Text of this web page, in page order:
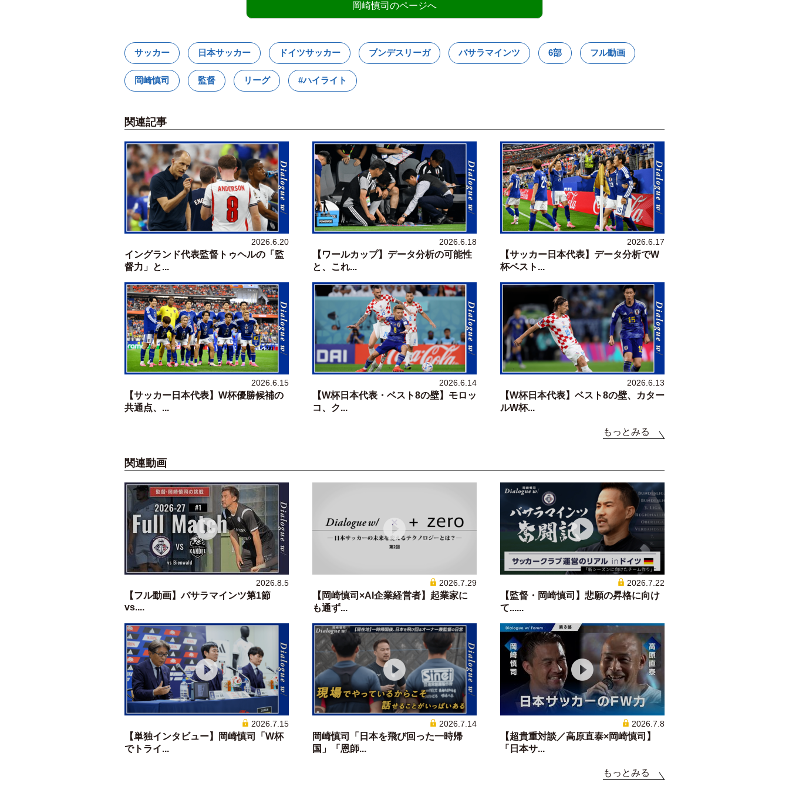
岡崎慎司のページへ
サッカー 日本サッカー ドイツサッカー ブンデスリーガ バサラマインツ 6部 フル動画
岡崎慎司 監督 リーグ #ハイライト
関連記事
2026.6.20
イングランド代表監督トゥヘルの「監
督力」と...
2026.6.18
【ワールカップ】データ分析の可能性
と、これ...
2026.6.17
【サッカー日本代表】データ分析でW
杯ベスト...
2026.6.15
【サッカー日本代表】W杯優勝候補の
共通点、...
2026.6.14
【W杯日本代表・ベスト8の壁】モロッ
コ、ク...
2026.6.13
【W杯日本代表】ベスト8の壁、カター
ルW杯...
もっとみる
関連動画
2026.8.5
【フル動画】バサラマインツ第1節
vs....
2026.7.29
【岡崎慎司×AI企業経営者】起業家に
も通ず...
2026.7.22
【監督・岡崎慎司】悲願の昇格に向け
て......
2026.7.15
【単独インタビュー】岡崎慎司「W杯
でトライ...
2026.7.14
岡崎慎司「日本を飛び回った一時帰
国」「恩師...
2026.7.8
【超貴重対談／高原直泰×岡崎慎司】
「日本サ...
もっとみる